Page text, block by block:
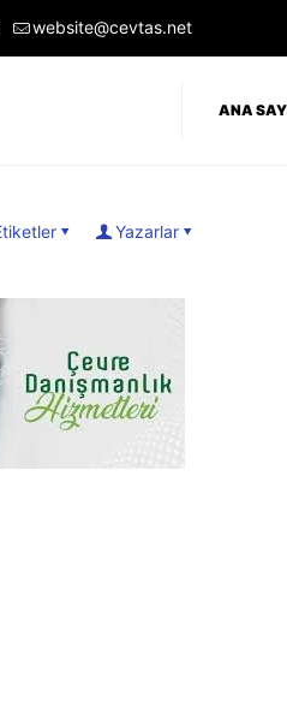
website@cevtas.net
ANA
Yazarlar